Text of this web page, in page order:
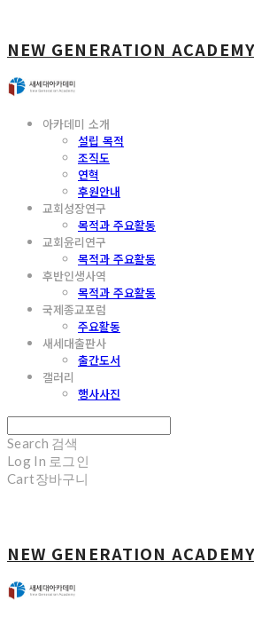
NEW GENERATION ACADEMY
아카데미 소개
설립 목적
조직도
연혁
후원안내
교회성장연구
목적과 주요활동
교회윤리연구
목적과 주요활동
후반인생사역
목적과 주요활동
국제종교포럼
주요활동
새세대출판사
출간도서
갤러리
행사사진
Search 검색
Log In 로그인
Cart장바구니
NEW GENERATION ACADEMY